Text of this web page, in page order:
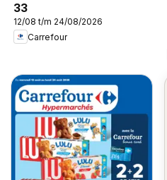
33
12/08 t/m 24/08/2026
Carrefour